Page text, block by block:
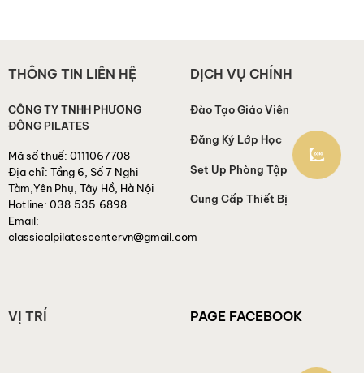
THÔNG TIN LIÊN HỆ
CÔNG TY TNHH PHƯƠNG
ĐÔNG PILATES
Mã số thuế: 0111067708
Địa chỉ: Tầng 6, Số 7 Nghi
Tàm,Yên Phụ, Tây Hồ, Hà Nội
Hotline: 038.535.6898
Email:
classicalpilatescentervn@gmail.com
DỊCH VỤ CHÍNH
Đào Tạo Giáo Viên
Đăng Ký Lớp Học
Set Up Phòng Tập
Cung Cấp Thiết Bị
VỊ TRÍ PAGE FACEBOOK